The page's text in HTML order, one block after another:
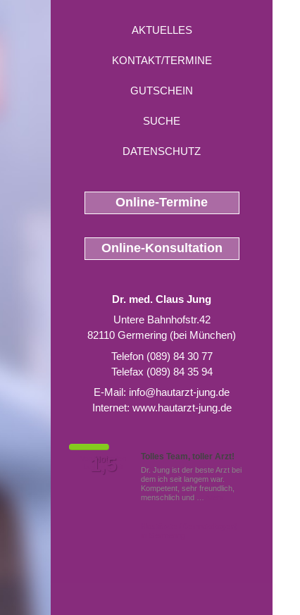
AKTUELLES
KONTAKT/TERMINE
GUTSCHEIN
SUCHE
DATENSCHUTZ
Online-Termine
Online-Konsultation
Dr. med. Claus Jung
Untere Bahnhofstr.42
82110 Germering (bei München)
Telefon (089) 84 30 77
Telefax (089) 84 35 94
E-Mail: info@hautarzt-jung.de
Internet: www.hautarzt-jung.de
Tolles Team, toller Arzt!
Dr. Jung ist der beste Arzt bei
dem ich seit langem war.
Kompetent, sehr freundlich,
menschlich und …
Von Patienten
bewertet mit
Note
1,5